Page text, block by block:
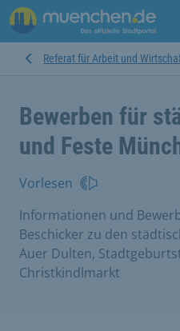
Referat für Arbeit und
Bewerben für
und Feste
Vorlesen
Informationen und
Beschicker zu den
Auer Dulten,
Christkindlmarkt